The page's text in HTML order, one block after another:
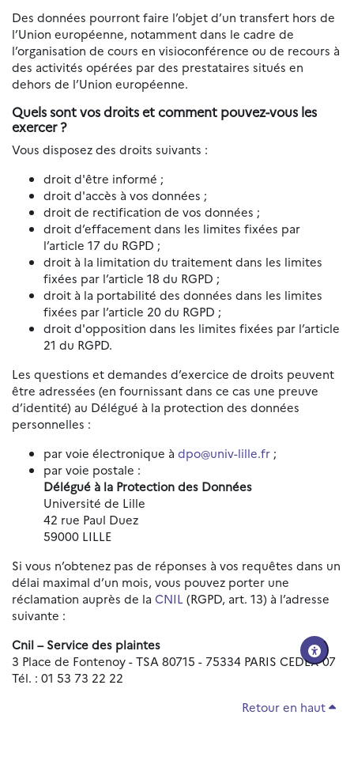
Des données pourront faire l’objet d’un transfert hors de
l’Union européenne, notamment dans le cadre de
l’organisation de cours en visioconférence ou de recours à
des activités opérées par des prestataires situés en
dehors de l’Union européenne.
Quels sont vos droits et comment pouvez-vous les
exercer ?
Vous disposez des droits suivants :
droit d'être informé ;
droit d'accès à vos données ;
droit de rectification de vos données ;
droit d’effacement dans les limites fixées par
l’article 17 du RGPD ;
droit à la limitation du traitement dans les limites
fixées par l’article 18 du RGPD ;
droit à la portabilité des données dans les limites
fixées par l’article 20 du RGPD ;
droit d'opposition dans les limites fixées par l’article
21 du RGPD.
Les questions et demandes d’exercice de droits peuvent
être adressées (en fournissant dans ce cas une preuve
d’identité) au Délégué à la protection des données
personnelles :
par voie électronique à dpo@univ-lille.fr ;
par voie postale :
Délégué à la Protection des Données
Université de Lille
42 rue Paul Duez
59000 LILLE
Si vous n’obtenez pas de réponses à vos requêtes dans un
délai maximal d’un mois, vous pouvez porter une
réclamation auprès de la CNIL (RGPD, art. 13) à l’adresse
suivante :
Cnil – Service des plaintes
3 Place de Fontenoy - TSA 80715 - 75334 PARIS CEDEX 07
Tél. : 01 53 73 22 22
Retour en haut